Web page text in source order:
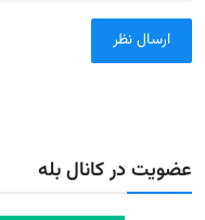
ارسال نظر
عضویت در کانال بله